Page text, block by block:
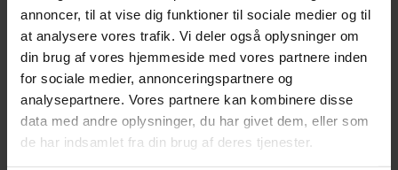
annoncer, til at vise dig funktioner til sociale medier og til
at analysere vores trafik. Vi deler også oplysninger om
din brug af vores hjemmeside med vores partnere inden
for sociale medier, annonceringspartnere og
analysepartnere. Vores partnere kan kombinere disse
data med andre oplysninger, du har givet dem, eller som
de har indsamlet fra din brug af deres tjenester.